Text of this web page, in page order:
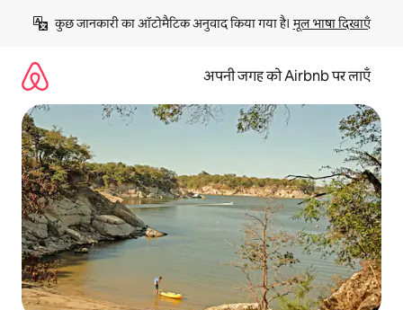
छोड़कर
कॉन्टेंट
कुछ जानकारी का ऑटोमैटिक अनुवाद किया गया है। मूल भाषा दिखाएँ
अपनी जगह को Airbnb पर लाएँ